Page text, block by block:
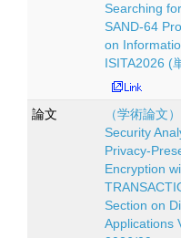
Searching
SAND-64
on
ISITA2026 (
論文
（学術論文）
Security
Privacy-
Encryption
Section on
Applications